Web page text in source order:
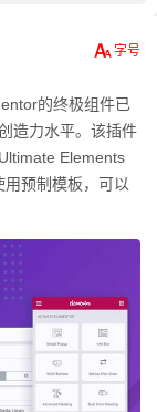
的终极组件已
造力水平。该插件
Elements
预制模板，可以